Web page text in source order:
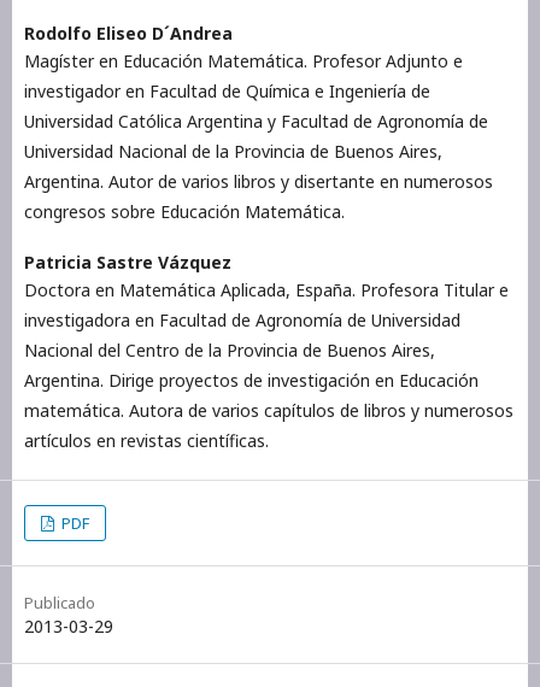
Rodolfo Eliseo D´Andrea
Magíster en Educación Matemática. Profesor Adjunto e
investigador en Facultad de Química e Ingeniería de
Universidad Católica Argentina y Facultad de Agronomía de
Universidad Nacional de la Provincia de Buenos Aires,
Argentina. Autor de varios libros y disertante en numerosos
congresos sobre Educación Matemática.
Patricia Sastre Vázquez
Doctora en Matemática Aplicada, España. Profesora Titular e
investigadora en Facultad de Agronomía de Universidad
Nacional del Centro de la Provincia de Buenos Aires,
Argentina. Dirige proyectos de investigación en Educación
matemática. Autora de varios capítulos de libros y numerosos
artículos en revistas científicas.
PDF
Publicado
2013-03-29